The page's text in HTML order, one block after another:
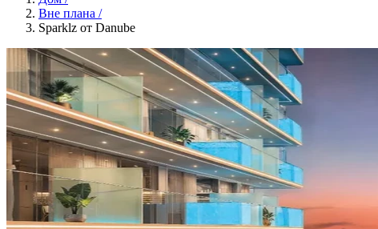
Вне плана /
Sparklz от Danube